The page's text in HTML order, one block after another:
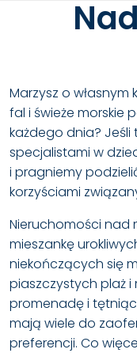
Marzysz o własnym
fal i świeże morskie
każdego dnia? Jeśli
specjalistami w
i pragniemy
korzyściami
Nieruchomości nad
mieszankę
niekończących się
piaszczystych plaż
promenadę i
mają wiele do
preferencji. Co